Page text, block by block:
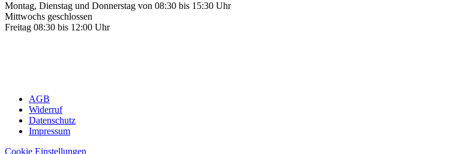
Montag, Dienstag und Donnerstag von 08:30 bis 15:30 Uhr
Mittwochs geschlossen
Freitag 08:30 bis 12:00 Uhr
AGB
Widerruf
Datenschutz
Impressum
Cookie Einstellungen